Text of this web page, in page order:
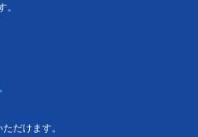
。
だけます。